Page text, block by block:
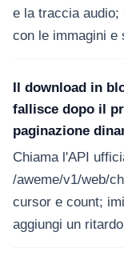
e la traccia audio;
con le immagini e
Il download in
fallisce dopo il
paginazione
Chiama l'API
/aweme/v1/web/
cursor e count;
aggiungi un